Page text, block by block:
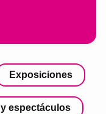
Exposiciones
espectáculos